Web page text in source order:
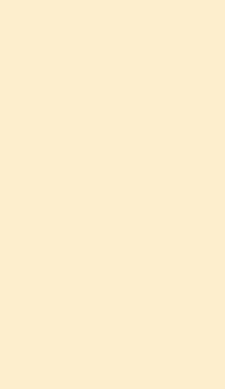
家门口参加汉语考试了
家门口参加汉语考试了